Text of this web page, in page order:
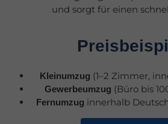
und sorgt für einen
Kleinumzug (1–2 Zimmer,
Gewerbeumzug (Büro bis
Fernumzug innerhalb